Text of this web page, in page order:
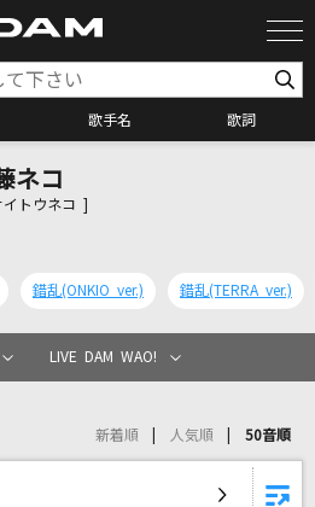
歌手名 歌詞
ラオケ検索
ケリクエスト
ネコ
トウネコ ]
錯乱(ONKIO ver.) 錯乱(TERRA ver.)
LIVE DAM WAO!
新着順 人気順 50音順